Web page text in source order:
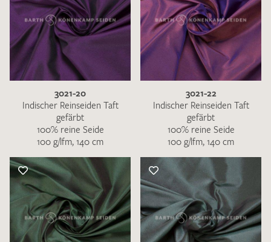
3021-20
Indischer Reinseiden Taft
gefärbt
100% reine Seide
100 g/lfm, 140 cm
3021-22
Indischer Reinseiden Taft
gefärbt
100% reine Seide
100 g/lfm, 140 cm